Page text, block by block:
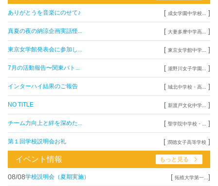
ありがとうを音楽にのせて♪ [ 成女学園中学校... ]
真夏の夜の納涼企画実話怪... [ 大妻多摩中学高... ]
東京女学館発表会に参加し... [ 東京女学館中学... ]
7月の活動報告〜関東バト... [ 瀧野川女子学園... ]
インターハイ結果のご報告 [ 城北中学校・高... ]
NO TITLE [ 新渡戸文化中学... ]
チーム力向上と絆を深めた... [ 聖学院中学校・... ]
第１回学校説明会お礼 [ 潤徳女子高等学校 ]
イベント情報 もっと見る
08/08学校説明会（夏期実施） [ 拓殖大学第一... ]